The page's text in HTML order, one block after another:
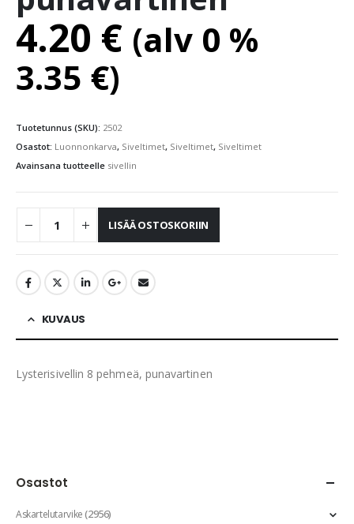
4.20 € (alv 0 %
3.35 €)
Tuotetunnus (SKU): 2502
Osastot: Luonnonkarva, Siveltimet, Siveltimet, Siveltimet
Avainsana tuotteelle sivellin
LISÄÄ OSTOSKORIIN
KUVAUS
Lysterisivellin 8 pehmeä, punavartinen
Osastot
Askartelutarvike(2956)